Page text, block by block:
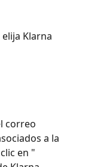
Klarna
correo
a la
en "